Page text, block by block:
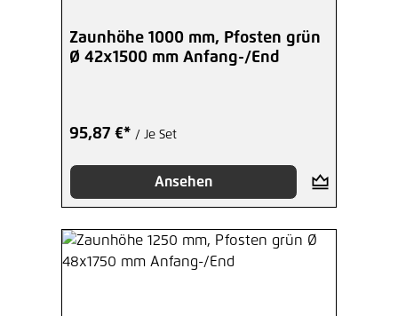
Zaunhöhe 1000 mm, Pfosten grün
Ø 42x1500 mm Anfang-/End
95,87 €* / Je Set
Ansehen